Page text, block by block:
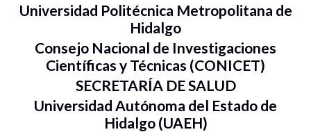
Universidad Politécnica Metropolitana de
Hidalgo
Consejo Nacional de Investigaciones
Científicas y Técnicas (CONICET)
SECRETARÍA DE SALUD
Universidad Autónoma del Estado de
Hidalgo (UAEH)